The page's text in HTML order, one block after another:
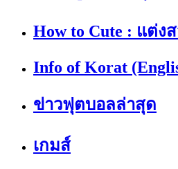
How to Cute : แต่ง
Info of Korat
ข่าวฟุตบอลล่าสุด
เกมส์